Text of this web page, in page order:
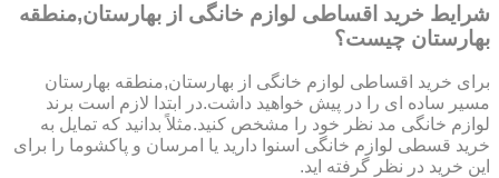
شرایط خرید اقساطی لوازم خانگی از بهارستان,منطقه
بهارستان چیست؟
برای خرید اقساطی لوازم خانگی از بهارستان,منطقه بهارستان
مسیر ساده ای را در پیش خواهید داشت.در ابتدا لازم است برند
لوازم خانگی مد نظر خود را مشخص کنید.مثلاً بدانید که تمایل به
خرید قسطی لوازم خانگی اسنوا دارید یا امرسان و پاکشوما را برای
این خرید در نظر گرفته اید.